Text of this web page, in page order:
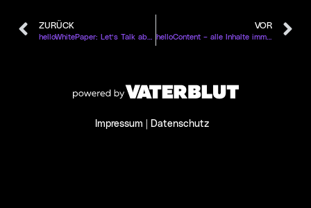
ZURÜCK VOR
helloContent – alle Inhalte immer zur Hand mit helloStream
Impressum | Datenschutz